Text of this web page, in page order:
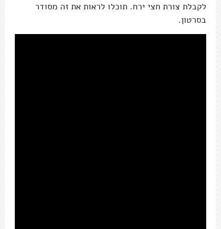
לקבלת צורת חצי ירח. תוכלו לראות את זה מסודר
בסרטון.